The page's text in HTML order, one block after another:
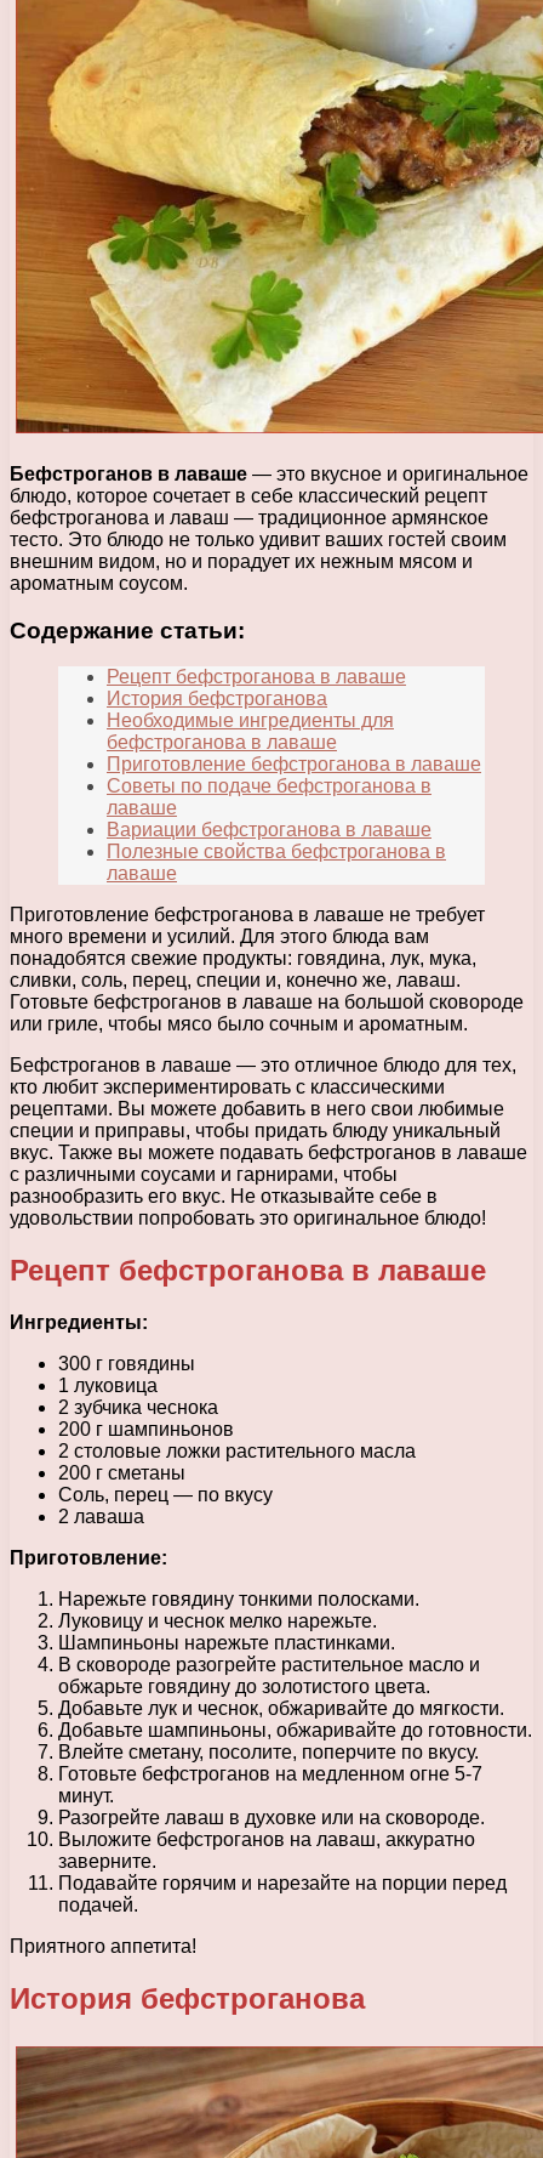
Бефстроганов в лаваше — это вкусное и оригинальное
блюдо, которое сочетает в себе классический рецепт
бефстроганова и лаваш — традиционное армянское
тесто. Это блюдо не только удивит ваших гостей своим
внешним видом, но и порадует их нежным мясом и
ароматным соусом.
Содержание статьи:
Рецепт бефстроганова в лаваше
История бефстроганова
Необходимые ингредиенты для
бефстроганова в лаваше
Приготовление бефстроганова в лаваше
Советы по подаче бефстроганова в
лаваше
Вариации бефстроганова в лаваше
Полезные свойства бефстроганова в
лаваше
Приготовление бефстроганова в лаваше не требует
много времени и усилий. Для этого блюда вам
понадобятся свежие продукты: говядина, лук, мука,
сливки, соль, перец, специи и, конечно же, лаваш.
Готовьте бефстроганов в лаваше на большой сковороде
или гриле, чтобы мясо было сочным и ароматным.
Бефстроганов в лаваше — это отличное блюдо для тех,
кто любит экспериментировать с классическими
рецептами. Вы можете добавить в него свои любимые
специи и приправы, чтобы придать блюду уникальный
вкус. Также вы можете подавать бефстроганов в лаваше
с различными соусами и гарнирами, чтобы
разнообразить его вкус. Не отказывайте себе в
удовольствии попробовать это оригинальное блюдо!
Рецепт бефстроганова в лаваше
Ингредиенты:
300 г говядины
1 луковица
2 зубчика чеснока
200 г шампиньонов
2 столовые ложки растительного масла
200 г сметаны
Соль, перец — по вкусу
2 лаваша
Приготовление:
Нарежьте говядину тонкими полосками.
Луковицу и чеснок мелко нарежьте.
Шампиньоны нарежьте пластинками.
В сковороде разогрейте растительное масло и
обжарьте говядину до золотистого цвета.
Добавьте лук и чеснок, обжаривайте до мягкости.
Добавьте шампиньоны, обжаривайте до готовности.
Влейте сметану, посолите, поперчите по вкусу.
Готовьте бефстроганов на медленном огне 5-7
минут.
Разогрейте лаваш в духовке или на сковороде.
Выложите бефстроганов на лаваш, аккуратно
заверните.
Подавайте горячим и нарезайте на порции перед
подачей.
Приятного аппетита!
История бефстроганова